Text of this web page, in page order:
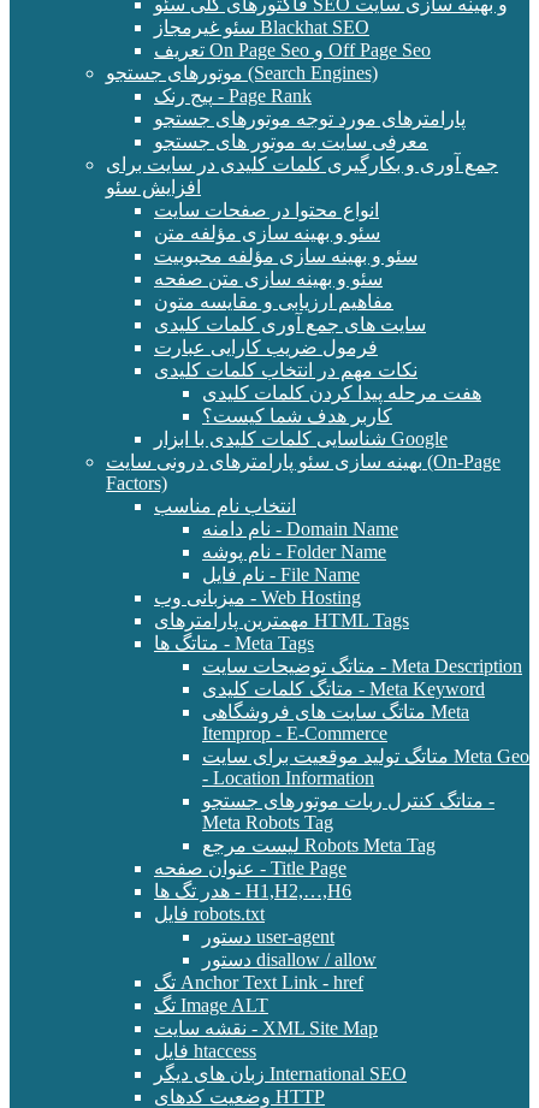
فاکتورهای کلی سئو SEO و بهینه سازی سایت
سئو غیرمجاز Blackhat SEO
تعریف On Page Seo و Off Page Seo
موتورهای جستجو (Search Engines)
پیج رنک - Page Rank
پارامترهای مورد توجه موتورهای جستجو
معرفی سایت به موتور های جستجو
جمع آوری و بکارگیری کلمات کلیدی در سایت برای
افزایش سئو
انواع محتوا در صفحات سایت
سئو و بهینه سازی مؤلفه متن
سئو و بهینه سازی مؤلفه محبوبیت
سئو و بهینه سازی متن صفحه
مفاهیم ارزیابی و مقایسه متون
سایت های جمع آوری کلمات کلیدی
فرمول ضریب کارایی عبارت
نکات مهم در انتخاب کلمات کلیدی
هفت مرحله پیدا کردن کلمات کلیدی
کاربر هدف شما کیست؟
شناسایی کلمات کلیدی با ابزار Google
بهینه سازی سئو پارامترهای درونی سایت (On-Page
Factors)
انتخاب نام مناسب
نام دامنه - Domain Name
نام پوشه - Folder Name
نام فایل - File Name
میزبانی وب - Web Hosting
مهمترین پارامترهای HTML Tags
متاتگ ها - Meta Tags
متاتگ توضیحات سایت - Meta Description
متاتگ کلمات کلیدی - Meta Keyword
متاتگ سایت های فروشگاهی Meta
Itemprop - E-Commerce
متاتگ تولید موقعیت برای سایت Meta Geo
- Location Information
متاتگ کنترل ربات موتورهای جستجو -
Meta Robots Tag
لیست مرجع Robots Meta Tag
عنوان صفحه - Title Page
هدر تگ ها - H1,H2,…,H6
فایل robots.txt
دستور user-agent
دستور disallow / allow
تگ Anchor Text Link - href
تگ Image ALT
نقشه سایت - XML Site Map
فایل htaccess
زبان های دیگر International SEO
وضعیت کدهای HTTP